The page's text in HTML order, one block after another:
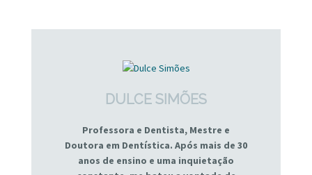
DULCE SIMÕES
Professora e Dentista, Mestre e
Doutora em Dentística. Após mais de 30
anos de ensino e uma inquietação